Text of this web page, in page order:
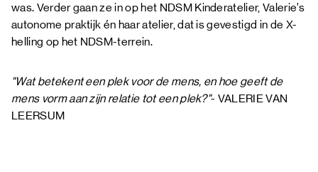
was. Verder gaan ze in op het NDSM Kinderatelier, Valerie’s
autonome praktijk én haar atelier, dat is gevestigd in de X-
helling op het NDSM-terrein.
"Wat betekent een plek voor de mens, en hoe geeft de
mens vorm aan zijn relatie tot een plek?"- VALERIE VAN
LEERSUM